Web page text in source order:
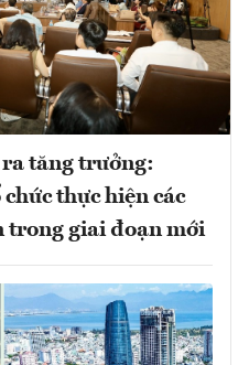
tăng trưởng:
thực hiện các
trong giai đoạn mới